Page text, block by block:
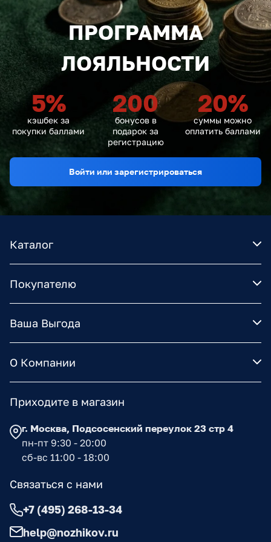
ПРОГРАММА
ЛОЯЛЬНОСТИ
5%
кэшбек за
покупки баллами
200
бонусов в
подарок за
регистрацию
20%
суммы можно
оплатить баллами
Войти или зарегистрироваться
Каталог
Покупателю
Ваша Выгода
О Компании
Приходите в магазин
г. Москва, Подсосенский переулок 23 стр 4
пн-пт 9:30 - 20:00
сб-вс 11:00 - 18:00
Связаться с нами
+7 (495) 268-13-34
help@nozhikov.ru